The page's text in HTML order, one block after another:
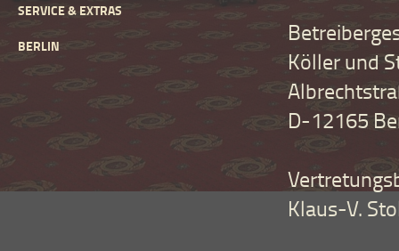
SERVICE & EXTRAS
BERLIN
Köller und
D-12165
Klaus-V.